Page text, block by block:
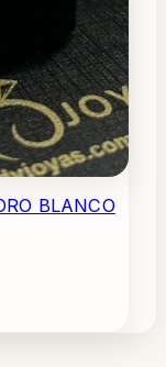
BLANCO